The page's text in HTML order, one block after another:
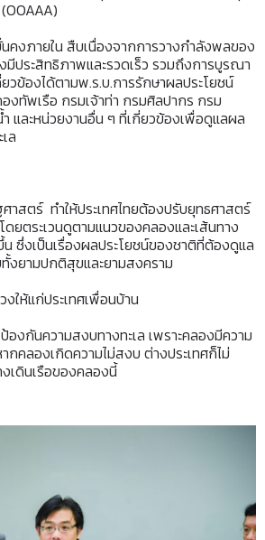
คงภายใน สืบเนื่องจากการวางกำลังพลของ
มีประสิทธิภาพและรวดเร็ว รวมถึงการบูรณา
วข้องได้ตามพ.ร.บ.การรักษาผลประโยชน์
งทัพเรือ กรมเจ้าท่า กรมศิลปากร กรม
และหน่วยงานอื่น ๆ ที่เกี่ยวข้องเพื่อดูแลผล
ล
าสตร์ ทำให้ประเทศไทยต้องปรับยุทธศาสตร์
ดยตระเวนดูตามแนวของคลองและเส้นทาง
ซึ่งเป็นเรื่องผลประโยชน์ของชาติที่ต้องดูแล
งยามปกติสุขและยามสงคราม
ให้แก่ประเทศเพื่อนบ้าน
องกันความสงบทางทะเล เพราะคลองมีความ
กคลองเกิดความไม่สงบ ต่างประเทศก็ไม่
เดินเรือของคลองนี้